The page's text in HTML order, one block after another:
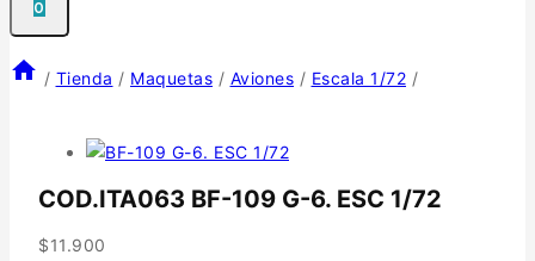
0
/ Tienda / Maquetas / Aviones / Escala 1/72 /
COD.ITA063 BF-109 G-6. ESC 1/72
$11.900